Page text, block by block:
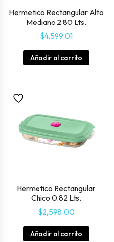
Hermetico Rectangular Alto
Mediano 2 80 Lts.
$4,599.01
Añadir al carrito
Hermetico Rectangular
Chico 0.82 Lts.
$2,598.00
Añadir al carrito